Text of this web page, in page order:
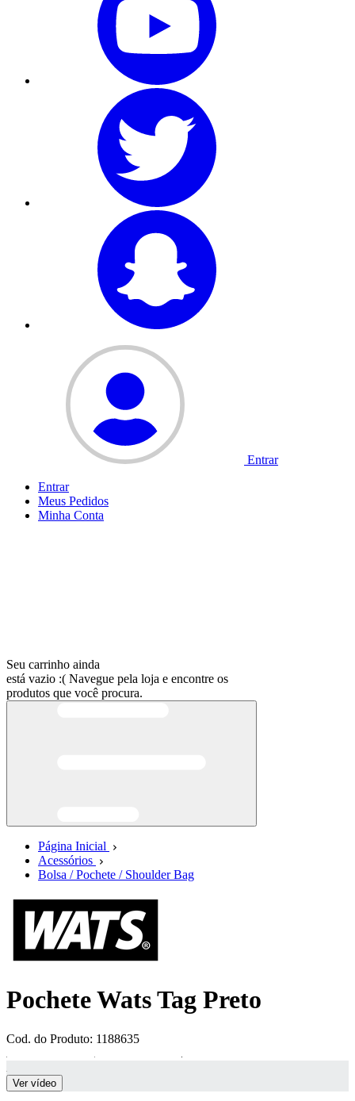
Entrar
Entrar
Meus Pedidos
Minha Conta
Seu carrinho ainda
está vazio :( Navegue pela loja e encontre os
produtos que você procura.
Página Inicial
Acessórios
Bolsa / Pochete / Shoulder Bag
Pochete Wats Tag Preto
Cod. do Produto: 1188635
Ver vídeo